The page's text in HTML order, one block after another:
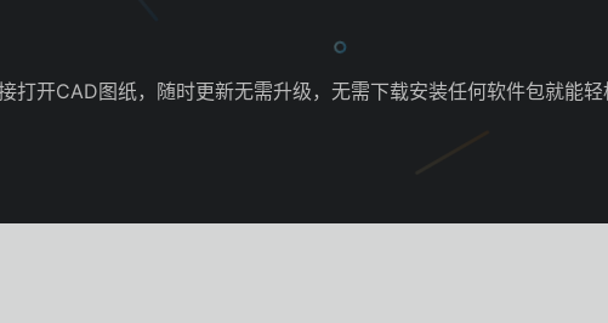
打开CAD图纸，随时更新无需升级，无需下载安装任何软件包就能